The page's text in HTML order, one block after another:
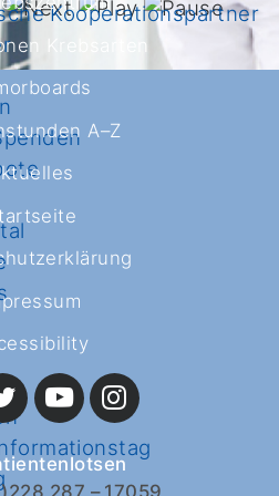
Kooperationspartner
Krebsarten
A–Z
287 – 17059